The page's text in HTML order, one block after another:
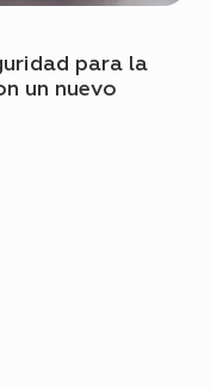
para la
un nuevo